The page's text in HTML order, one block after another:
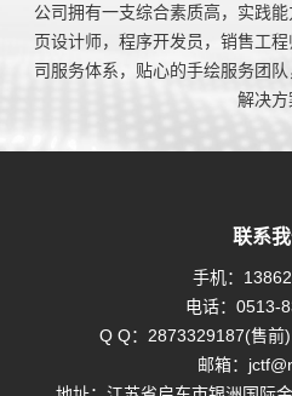
公司拥有一支综合素质高，实践
页设计师，程序开发员，销售工
司服务体系，贴心的手绘服务团
解决方
联系我
手机：
电话： 0513-
Q Q： 2873329187(售前)
邮箱：